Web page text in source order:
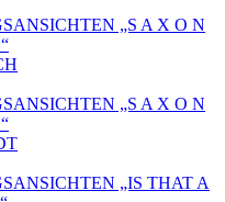
„S A X O N
„S A X O N
„IS THAT A